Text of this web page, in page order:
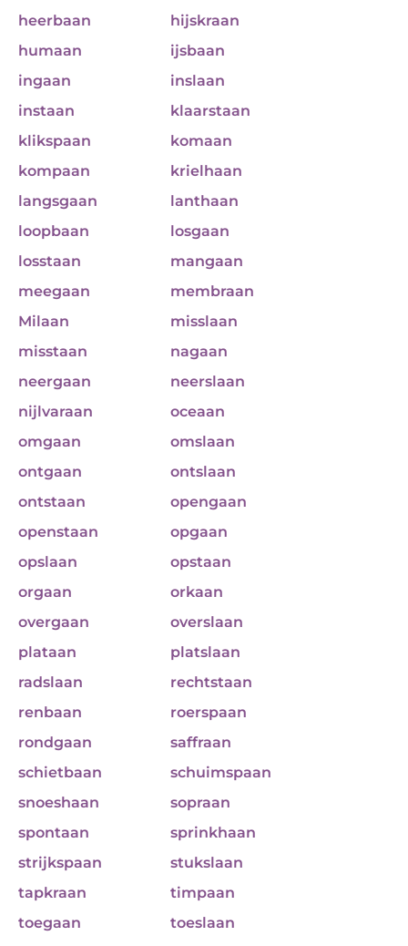
heerbaan
hijskraan
humaan
ijsbaan
ingaan
inslaan
instaan
klaarstaan
klikspaan
komaan
kompaan
krielhaan
langsgaan
lanthaan
loopbaan
losgaan
losstaan
mangaan
meegaan
membraan
Milaan
misslaan
misstaan
nagaan
neergaan
neerslaan
nijlvaraan
oceaan
omgaan
omslaan
ontgaan
ontslaan
ontstaan
opengaan
openstaan
opgaan
opslaan
opstaan
orgaan
orkaan
overgaan
overslaan
plataan
platslaan
radslaan
rechtstaan
renbaan
roerspaan
rondgaan
saffraan
schietbaan
schuimspaan
snoeshaan
sopraan
spontaan
sprinkhaan
strijkspaan
stukslaan
tapkraan
timpaan
toegaan
toeslaan